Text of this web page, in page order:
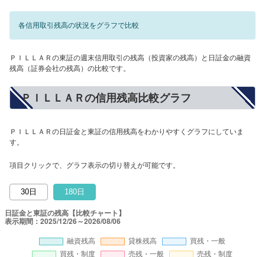
各信用取引残高の状況をグラフで比較
ＰＩＬＬＡＲの東証の週末信用取引の残高（投資家の残高）と日証金の融資
残高（証券会社の残高）の比較です。
ＰＩＬＬＡＲの信用残高比較グラフ
ＰＩＬＬＡＲの日証金と東証の信用残高をわかりやすくグラフにしていま
す。
項目クリックで、グラフ表示の切り替えが可能です。
30日 180日